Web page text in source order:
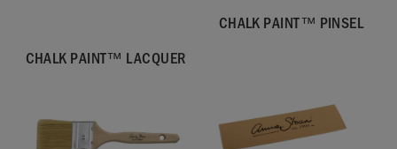
CHALK PAINT™ LACQUER
CHALK PAINT™ PINSEL